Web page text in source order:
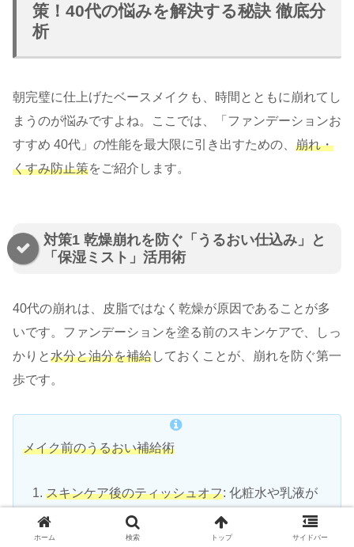
策！40代の悩みを解決する秘訣 徹底分
析
朝完璧に仕上げたベースメイクも、時間とともに崩れてし
まうのが悩みですよね。ここでは、「ファンデーションお
すすめ 40代」の性能を最大限に引き出すための、 崩れ・
くすみ防止策をご紹介します。
対策1 乾燥崩れを防ぐ「うるおい仕込み」と
「保湿ミスト」活用術
40代の崩れは、皮脂ではなく乾燥が原因であることが多
いです。ファンデーションを塗る前のスキンケアで、しっ
かりと水分と油分を補給しておくことが、崩れを防ぐ第一
歩です。
メイク前のうるおい補給術
スキンケア後のティッシュオフ: 化粧水や乳液が
肌に馴染んだら、
余分な油分だけを軽くティッシ
ュで押さえ
、ファンデーションが滑らない土台を
ホーム 検索 トップ サイドバー